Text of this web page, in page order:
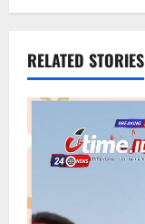
RELATED STORIES